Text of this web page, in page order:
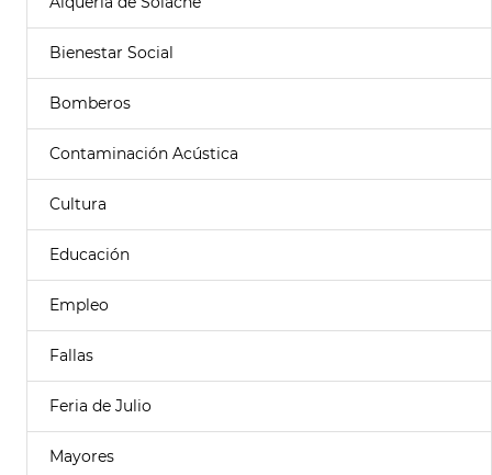
Bienestar Social
Bomberos
Contaminación Acústica
Cultura
Educación
Empleo
Fallas
Feria de Julio
Mayores